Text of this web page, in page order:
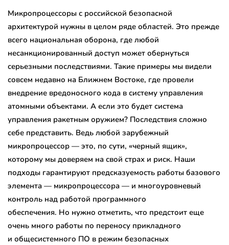
Микропроцессоры с российской безопасной
архитектурой нужны в целом ряде областей. Это прежде
всего национальная оборона, где любой
несанкционированный доступ может обернуться
серьезными последствиями. Такие примеры мы видели
совсем недавно на Ближнем Востоке, где провели
внедрение вредоносного кода в систему управления
атомными объектами. А если это будет система
управления ракетным оружием? Последствия сложно
себе представить. Ведь любой зарубежный
микропроцессор — это, по сути, «черный ящик»,
которому мы доверяем на свой страх и риск. Наши
подходы гарантируют предсказуемость работы базового
элемента — микропроцессора — и многоуровневый
контроль над работой программного
обеспечения. Но нужно отметить, что предстоит еще
очень много работы по переносу прикладного
и общесистемного ПО в режим безопасных